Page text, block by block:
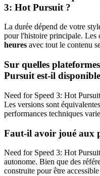
3: Hot Pursuit ?
La durée dépend de votre
pour l'histoire principale. Les
heures avec tout le contenu
Sur quelles
Pursuit est-il
Need for Speed 3: Hot
Les versions sont
performances techniques
Faut-il avoir joué aux
Need for Speed 3: Hot
autonome. Bien que des
construite pour être